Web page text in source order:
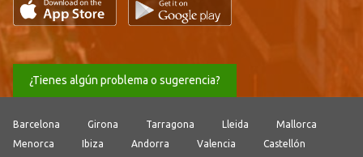
¿Tienes algún problema o sugerencia?
Barcelona Girona Tarragona Lleida
Mallorca
Menorca
Ibiza Andorra Valencia
Castellón